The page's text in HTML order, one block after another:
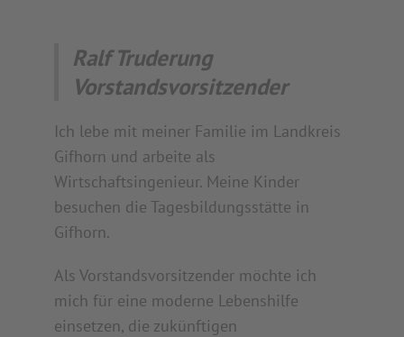
Ralf Truderung
Vorstandsvorsitzender
Ich lebe mit meiner Familie im Landkreis
Gifhorn und arbeite als
Wirtschaftsingenieur. Meine Kinder
besuchen die Tagesbildungsstätte in
Gifhorn.
Als Vorstandsvorsitzender möchte ich
mich für eine moderne Lebenshilfe
einsetzen, die zukünftigen